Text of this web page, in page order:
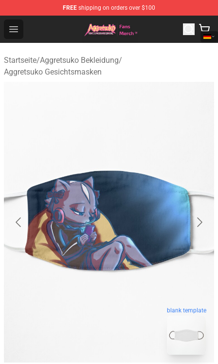
FREE shipping on orders over $100
Open menu
Aggretsuko Store - Official Aggretsuko Merchandise
Startseite/Aggretsuko Bekleidung/
Aggretsuko Gesichtsmasken
blank template